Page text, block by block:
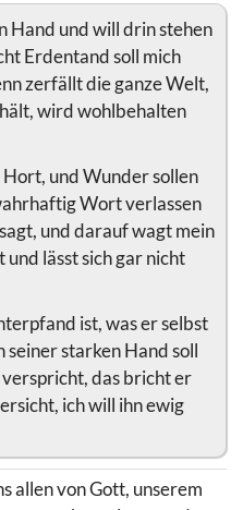
Hand und will drin stehen
Erdentand soll mich
zerfällt die ganze Welt,
wird wohlbehalten
Hort, und Wunder sollen
Wort verlassen
und darauf wagt mein
lässt sich gar nicht
ist, was er selbst
seiner starken Hand soll
das bricht er
ich will ihn ewig
allen von Gott, unserem